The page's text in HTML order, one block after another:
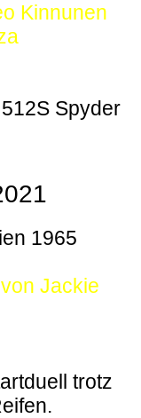
Kinnunen
Spyder
1965
Jackie
trotz